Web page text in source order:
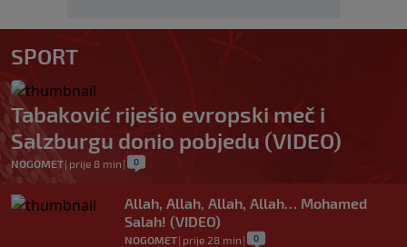
SPORT
Tabaković riješio evropski meč i
Salzburgu donio pobjedu (VIDEO)
NOGOMET| prije 8 min | 0
Allah, Allah, Allah, Allah… Mohamed
Salah! (VIDEO)
NOGOMET| prije 28 min | 0